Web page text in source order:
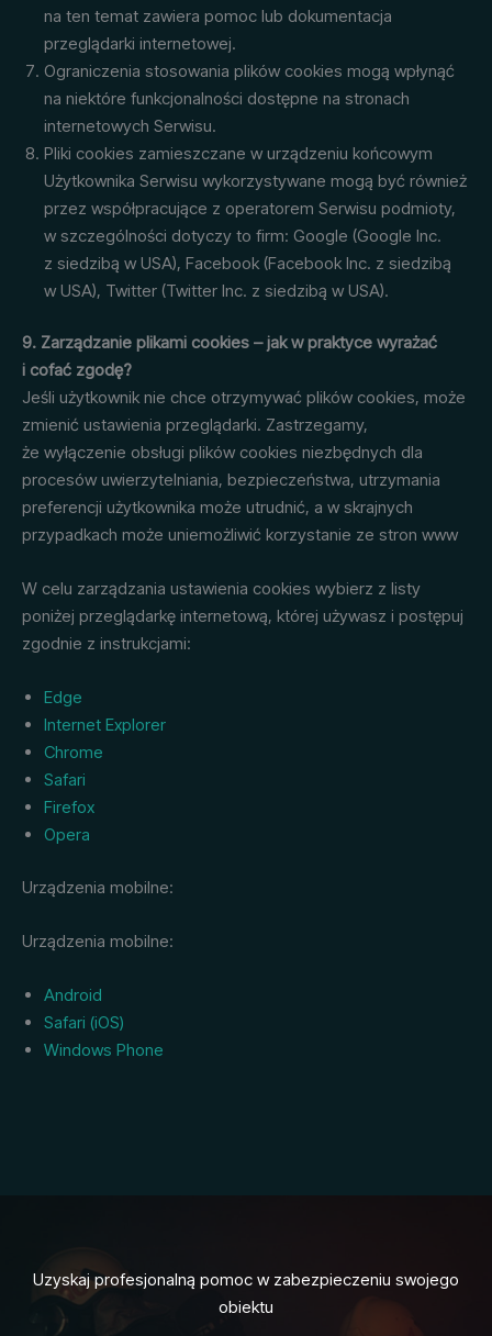
na ten temat zawiera pomoc lub dokumentacja
przeglądarki internetowej.
Ograniczenia stosowania plików cookies mogą wpłynąć
na niektóre funkcjonalności dostępne na stronach
internetowych Serwisu.
Pliki cookies zamieszczane w urządzeniu końcowym
Użytkownika Serwisu wykorzystywane mogą być również
przez współpracujące z operatorem Serwisu podmioty,
w szczególności dotyczy to firm: Google (Google Inc.
z siedzibą w USA), Facebook (Facebook Inc. z siedzibą
w USA), Twitter (Twitter Inc. z siedzibą w USA).
9. Zarządzanie plikami cookies – jak w praktyce wyrażać
i cofać zgodę?
Jeśli użytkownik nie chce otrzymywać plików cookies, może
zmienić ustawienia przeglądarki. Zastrzegamy,
że wyłączenie obsługi plików cookies niezbędnych dla
procesów uwierzytelniania, bezpieczeństwa, utrzymania
preferencji użytkownika może utrudnić, a w skrajnych
przypadkach może uniemożliwić korzystanie ze stron www
W celu zarządzania ustawienia cookies wybierz z listy
poniżej przeglądarkę internetową, której używasz i postępuj
zgodnie z instrukcjami:
Edge
Internet Explorer
Chrome
Safari
Firefox
Opera
Urządzenia mobilne:
Urządzenia mobilne:
Android
Safari (iOS)
Windows Phone
Uzyskaj profesjonalną pomoc w zabezpieczeniu swojego
obiektu